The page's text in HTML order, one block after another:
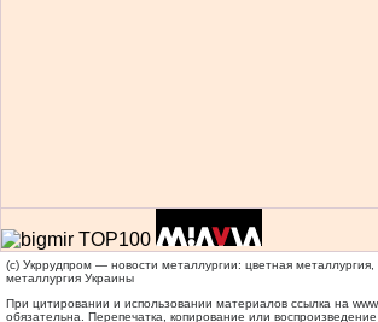
(c) Укррудпром — новости металлургии: цветная металлургия,
металлургия Украины
При цитировании и использовании материалов ссылка на
обязательна. Перепечатка, копирование или